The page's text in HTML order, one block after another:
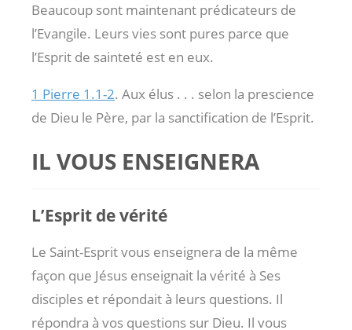
Beaucoup sont maintenant prédicateurs de
l’Evangile. Leurs vies sont pures parce que
l’Esprit de sainteté est en eux.
1 Pierre 1.1-2. Aux élus . . . selon la prescience
de Dieu le Père, par la sanctification de l’Esprit.
IL VOUS ENSEIGNERA
L’Esprit de vérité
Le Saint-Esprit vous enseignera de la même
façon que Jésus enseignait la vérité à Ses
disciples et répondait à leurs questions. Il
répondra à vos questions sur Dieu. Il vous